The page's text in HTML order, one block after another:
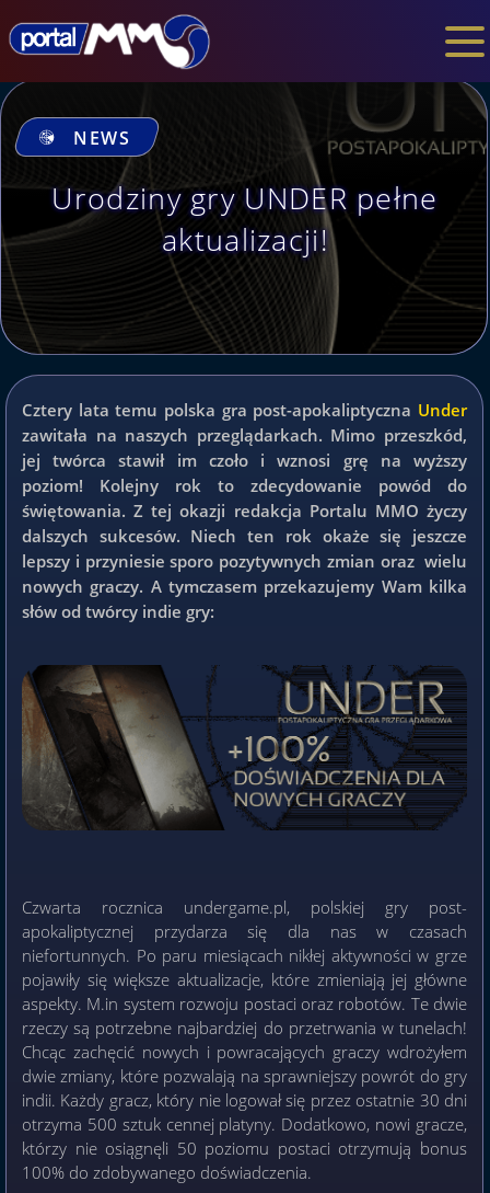
NEWS
Urodziny gry UNDER pełne
aktualizacji!
Cztery lata temu polska gra post-apokaliptyczna Under
zawitała na naszych przeglądarkach. Mimo przeszkód,
jej twórca stawił im czoło i wznosi grę na wyższy
poziom! Kolejny rok to zdecydowanie powód do
świętowania. Z tej okazji redakcja Portalu MMO życzy
dalszych sukcesów. Niech ten rok okaże się jeszcze
lepszy i przyniesie sporo pozytywnych zmian oraz wielu
nowych graczy. A tymczasem przekazujemy Wam kilka
słów od twórcy indie gry:
Czwarta rocznica undergame.pl, polskiej gry post-
apokaliptycznej przydarza się dla nas w czasach
niefortunnych. Po paru miesiącach nikłej aktywności w grze
pojawiły się większe aktualizacje, które zmieniają jej główne
aspekty. M.in system rozwoju postaci oraz robotów. Te dwie
rzeczy są potrzebne najbardziej do przetrwania w tunelach!
Chcąc zachęcić nowych i powracających graczy wdrożyłem
dwie zmiany, które pozwalają na sprawniejszy powrót do gry
indii. Każdy gracz, który nie logował się przez ostatnie 30 dni
otrzyma 500 sztuk cennej platyny. Dodatkowo, nowi gracze,
którzy nie osiągnęli 50 poziomu postaci otrzymują bonus
100% do zdobywanego doświadczenia.